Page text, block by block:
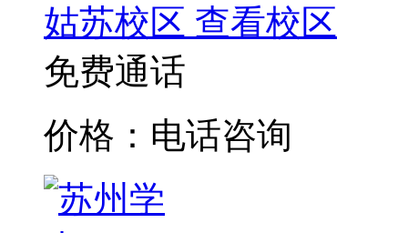
姑苏校区 查看校区
免费通话
价格：电话咨询